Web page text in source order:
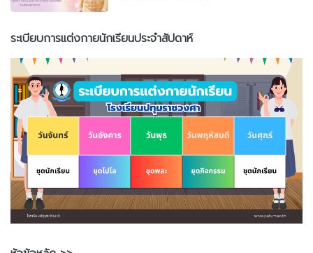
ระเบียบการแต่งกายนักเรียนประจำสัปดาห์